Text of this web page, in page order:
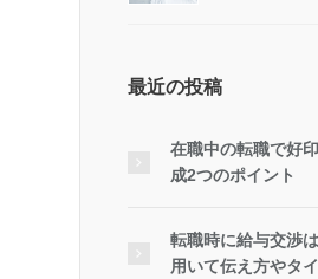
最近の投稿
在職中の転職で好
成2つのポイント
転職時に給与交渉
用いて伝え方やタ